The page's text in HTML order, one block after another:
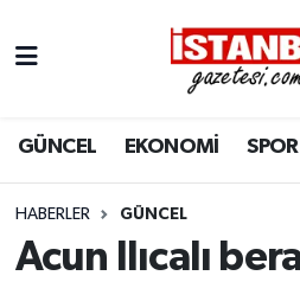
GÜNCEL EKONOMİ SPOR
HABERLER GÜNCEL
Acun Ilıcalı
EKONOMİ
İSTANBUL
DÜNYA
Nöbetçi Eczaneler
Hava Durumu
Trafik Durumu
Süper Lig Puan Durumu